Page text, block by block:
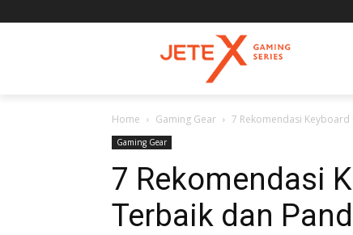
Home Gaming Gear 7 Rekomendasi
Gaming Gear
7 Rekomendasi
Terbaik dan